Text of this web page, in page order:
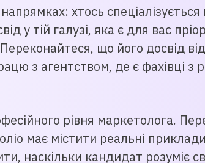
хтось
у тій галузі, яка є для вас
що його досвід
з агентством, де є фахівці з
рівня маркетолога.
має містити реальні
наскільки кандидат розуміє